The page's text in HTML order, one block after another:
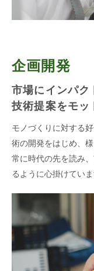
企画開発
市場にインパク
技術提案をモッ
モノづくりに対する
術の開発をはじめ、
常に時代の先を読み
るように心掛けていま